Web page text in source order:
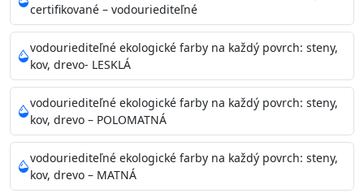
Preto jevhodná na nátery priestor s
vysokými nárokmi na hygienickú čistotu ako sú
nemocnice, pôrodnice, operačné
sály, potravinárske priestory, detské izby, školy,
škôlky, telocvične, a samozrejme je
vhodná aj do bežných priestorov. Je plne umývateľná
(trieda 2 podľa EN 13300) pri
zachovaní priedušnosti vodných pár z natretých
povrchov. Má vynikajúcu kryciu schopnosť,
vysokú výdatnosť a výborný rozliv. Je možné ju tónovať v
certifikované – vodouriediteľné
vodouriediteľné ekologické farby na každý povrch: steny,
kov, drevo- LESKLÁ
vodouriediteľné ekologické farby na každý povrch: steny,
kov, drevo – POLOMATNÁ
vodouriediteľné ekologické farby na každý povrch: steny,
kov, drevo – MATNÁ